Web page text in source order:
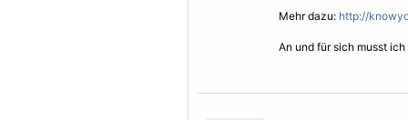
Mehr dazu: http://
An und für sich musst